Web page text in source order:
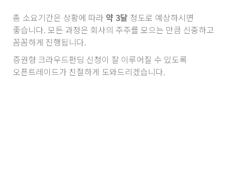
총 소요기간은 상황에 따라 약 3달 정도로 예상하시면
좋습니다. 모든 과정은 회사의 주주를 모으는 만큼 신중하고
꼼꼼하게 진행됩니다.
증권형 크라우드펀딩 신청이 잘 이루어질 수 있도록
오픈트레이드가 친절하게 도와드리겠습니다.